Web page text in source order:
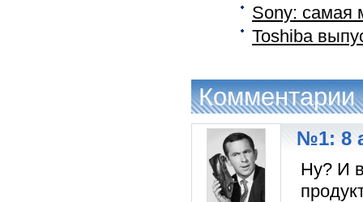
Sony: самая
Toshiba
Комментарии
№1: 8
Ну? И